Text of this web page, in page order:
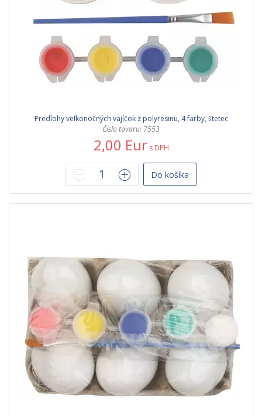
Predlohy veľkonočných vajíčok z polyresinu, 4 farby, štetec
Číslo tovaru: 7553
2,00 Eur s DPH
Do košíka